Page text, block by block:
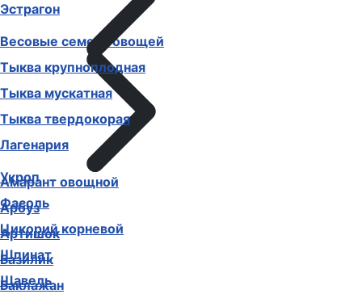
Эстрагон
Весовые семена овощей
Амарант овощной
Арбуз
Артишок
Базилик
Баклажан
Тыква крупноплодная
Тыква мускатная
Тыква твердокорая
Лагенария
Укроп
Фасоль
Цикорий корневой
Шпинат
Щавель